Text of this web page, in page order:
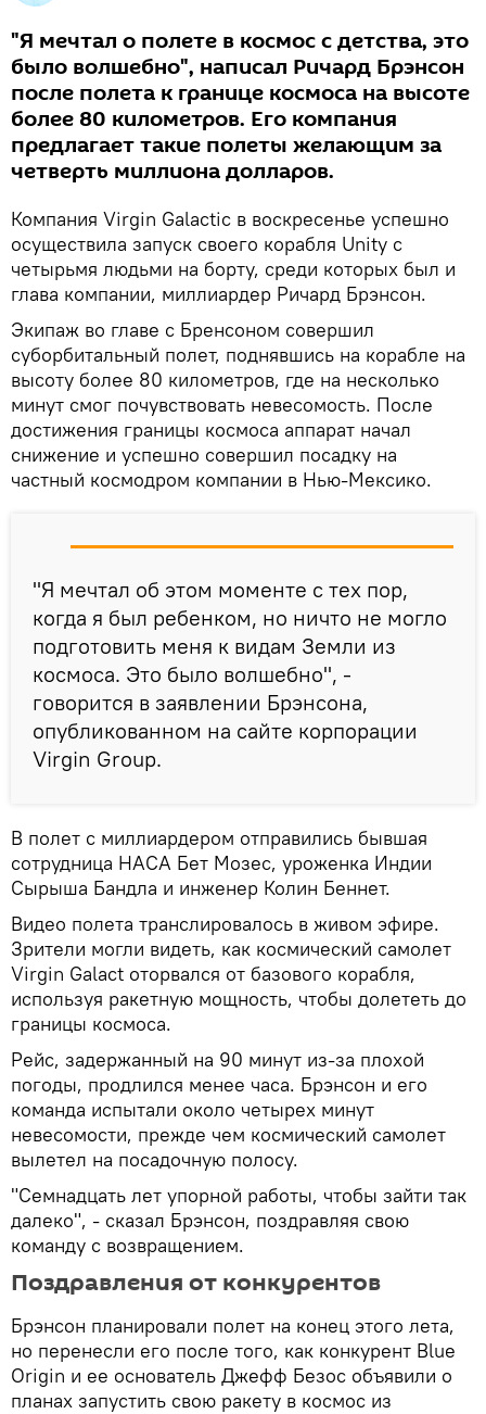
"Я мечтал о полете в космос с детства, это
было волшебно", написал Ричард Брэнсон
после полета к границе космоса на высоте
более 80 километров. Его компания
предлагает такие полеты желающим за
четверть миллиона долларов.
Компания Virgin Galactic в воскресенье успешно
осуществила запуск своего корабля Unity с
четырьмя людьми на борту, среди которых был и
глава компании, миллиардер Ричард Брэнсон.
Экипаж во главе с Бренсоном совершил
суборбитальный полет, поднявшись на корабле на
высоту более 80 километров, где на несколько
минут смог почувствовать невесомость. После
достижения границы космоса аппарат начал
снижение и успешно совершил посадку на
частный космодром компании в Нью-Мексико.
"Я мечтал об этом моменте с тех пор,
когда я был ребенком, но ничто не могло
подготовить меня к видам Земли из
космоса. Это было волшебно", -
говорится в заявлении Брэнсона,
опубликованном на сайте корпорации
Virgin Group.
В полет с миллиардером отправились бывшая
сотрудница НАСА Бет Мозес, уроженка Индии
Сырыша Бандла и инженер Колин Беннет.
Видео полета транслировалось в живом эфире.
Зрители могли видеть, как космический самолет
Virgin Galact оторвался от базового корабля,
используя ракетную мощность, чтобы долететь до
границы космоса.
Рейс, задержанный на 90 минут из-за плохой
погоды, продлился менее часа. Брэнсон и его
команда испытали около четырех минут
невесомости, прежде чем космический самолет
вылетел на посадочную полосу.
"Семнадцать лет упорной работы, чтобы зайти так
далеко", - сказал Брэнсон, поздравляя свою
команду с возвращением.
Поздравления от конкурентов
Брэнсон планировали полет на конец этого лета,
но перенесли его после того, как конкурент Blue
Origin и ее основатель Джефф Безос объявили о
планах запустить свою ракету в космос из